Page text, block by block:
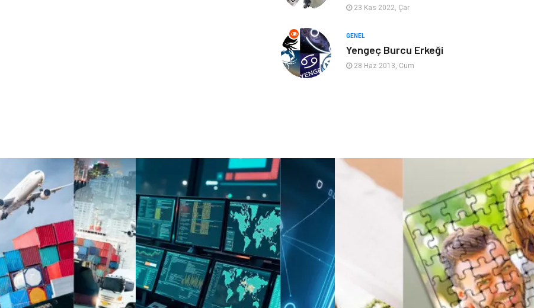
Kaçırmayın
sağlıklı beslenme Spor Malzemeleri
Bebek Giyim
23 Kas 2022, Çar
GENEL
Yengeç Burcu Erkeği
28 Haz 2013, Cum